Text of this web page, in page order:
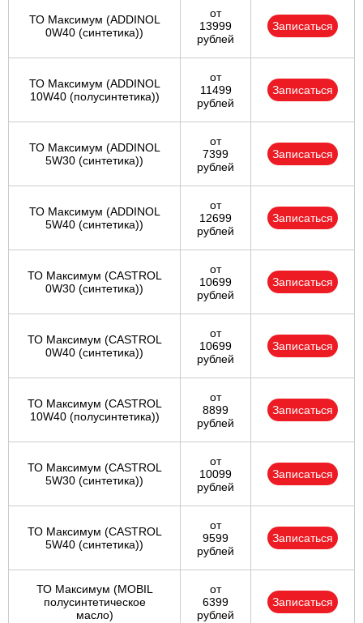
ТО Максимум (ADDINOL
0W40 (синтетика))
от
13999
рублей
Записаться
ТО Максимум (ADDINOL
10W40 (полусинтетика))
от
11499
рублей
Записаться
ТО Максимум (ADDINOL
5W30 (синтетика))
от
7399
рублей
Записаться
ТО Максимум (ADDINOL
5W40 (синтетика))
от
12699
рублей
Записаться
ТО Максимум (CASTROL
0W30 (синтетика))
от
10699
рублей
Записаться
ТО Максимум (CASTROL
0W40 (синтетика))
от
10699
рублей
Записаться
ТО Максимум (CASTROL
10W40 (полусинтетика))
от
8899
рублей
Записаться
ТО Максимум (CASTROL
5W30 (синтетика))
от
10099
рублей
Записаться
ТО Максимум (CASTROL
5W40 (синтетика))
от
9599
рублей
Записаться
ТО Максимум (MOBIL
полуcинтетическое
масло)
от
6399
рублей
Записаться